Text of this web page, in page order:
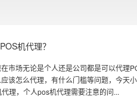
机代理？
市场无论是个人还是公司都是可以代理
该怎么代理，有什么门槛等问题，今天
理，个人pos机代理需要注意的问...